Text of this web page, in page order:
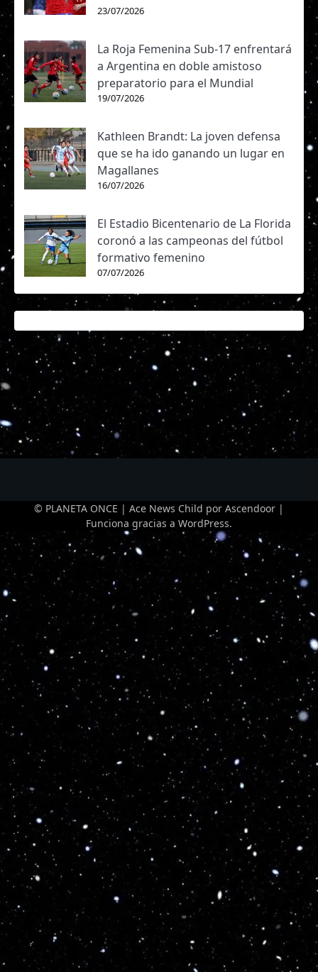
23/07/2026
La Roja Femenina Sub-17 enfrentará
a Argentina en doble amistoso
preparatorio para el Mundial
19/07/2026
Kathleen Brandt: La joven defensa
que se ha ido ganando un lugar en
Magallanes
16/07/2026
El Estadio Bicentenario de La Florida
coronó a las campeonas del fútbol
formativo femenino
07/07/2026
© PLANETA ONCE | Ace News Child por Ascendoor |
Funciona gracias a WordPress.